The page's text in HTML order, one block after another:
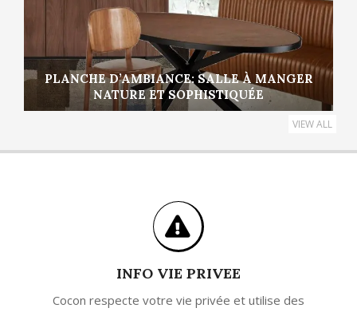
PLANCHE D’AMBIANCE: SALLE À MANGER
NATURE ET SOPHISTIQUÉE
VIEW ALL
INFO VIE PRIVEE
Cocon respecte votre vie privée et utilise des